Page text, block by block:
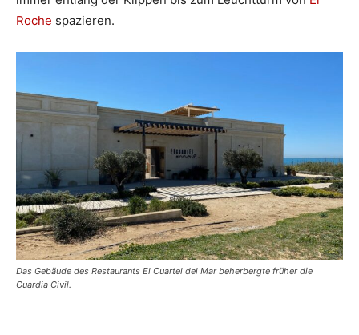
Roche spazieren.
Das Gebäude des Restaurants El Cuartel del Mar beherbergte früher die
Guardia Civil.